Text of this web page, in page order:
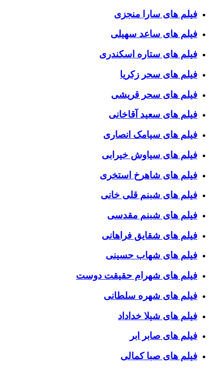
فیلم های سارا منجزی
فیلم های ساعد سهیلی
فیلم های ستاره اسکندری
فیلم های سحر زکریا
فیلم های سحر قریشی
فیلم های سعید آقاخانی
فیلم های سیامک انصاری
فیلم های سیاوش خیرابی
فیلم های شاهرخ استخری
فیلم های شبنم قلی خانی
فیلم های شبنم مقدسی
فیلم های شقایق فراهانی
فیلم های شهاب حسینی
فیلم های شهرام حقیقت دوست
فیلم های شهره سلطانی
فیلم های شیلا خداداد
فیلم های صابر ابر
فیلم های صبا کمالی